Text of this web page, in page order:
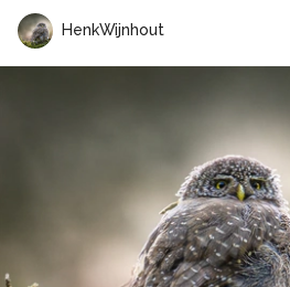
HenkWijnhout